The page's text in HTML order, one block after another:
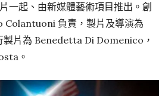
一起、由新媒體藝術項目推出。創
Colantuoni 負責，製片及導演為
片為 Benedetta Di Domenico，
。